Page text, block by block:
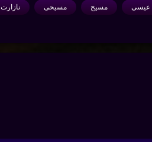
عیسی مسیح مسیحی نازارت